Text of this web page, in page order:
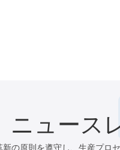
ニュース
の原則を遵守し、生産プロ